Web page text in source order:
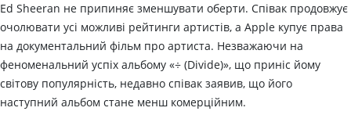
Ed Sheeran не припиняє зменшувати оберти. Співак продовжує
очолювати усі можливі рейтинги артистів, а Apple купує права
на документальний фільм про артиста. Незважаючи на
феноменальний успіх альбому «÷ (Divide)», що приніс йому
світову популярність, недавно співак заявив, що його
наступний альбом стане менш комерційним.